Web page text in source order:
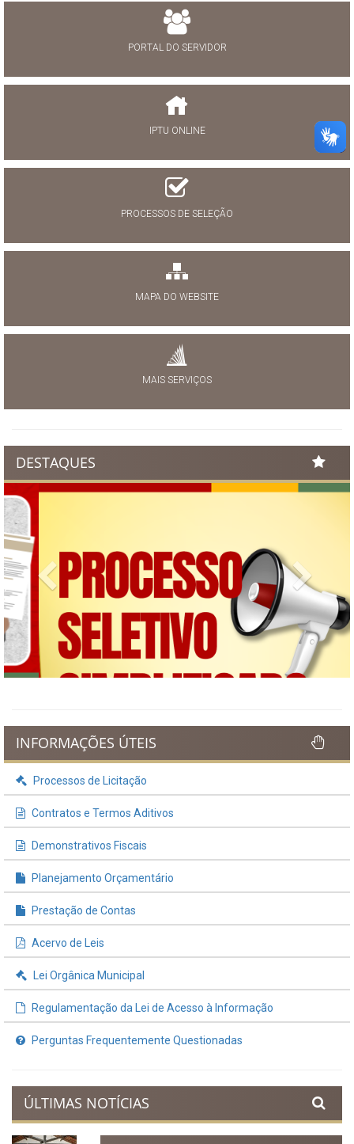
PORTAL DO SERVIDOR
IPTU ONLINE
PROCESSOS DE SELEÇÃO
MAPA DO WEBSITE
MAIS SERVIÇOS
DESTAQUES
Previous Next
INFORMAÇÕES ÚTEIS
Acervo de Leis
Lei Orgânica Municipal